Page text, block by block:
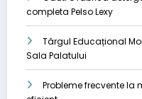
completa Pelso Lexy
Târgul Educațional
Sala Palatului
Probleme frecvente la